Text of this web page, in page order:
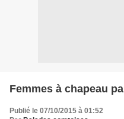
Femmes à chapeau
Publié le 07/10/2015 à 01:52